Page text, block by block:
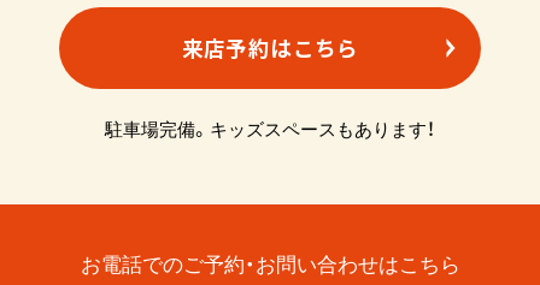
来店予約はこちら
駐車場完備。キッズスペースもあります！
お電話でのご予約・お問い合わせはこちら